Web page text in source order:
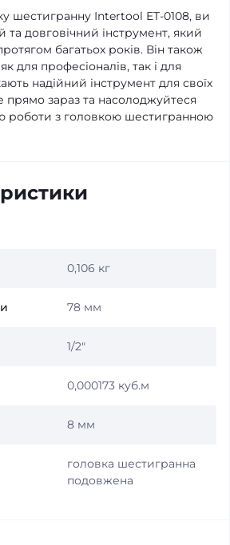
шестигранну Intertool ET-0108, ви
та довговічний інструмент, який
багатьох років. Він також
для професіоналів, так і для
надійний інструмент для своїх
прямо зараз та насолоджуйтеся
роботи з головкою шестигранною
0,106 кг
78 мм
1/2"
0,000173 куб.м
8 мм
головка шестигранна
подовжена